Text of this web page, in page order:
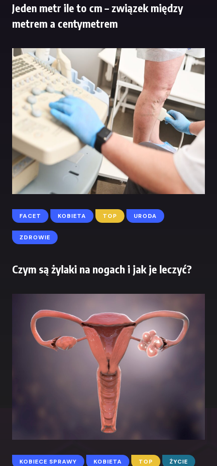
Jeden metr ile to cm – związek między
metrem a centymetrem
FACET KOBIETA TOP URODA
ZDROWIE
Czym są żylaki na nogach i jak je leczyć?
KOBIECE SPRAWY KOBIETA TOP ŻYCIE